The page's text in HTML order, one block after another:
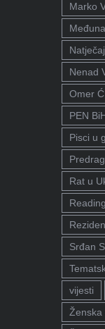
Marko
Nenad
Omer
PEN
Pisci u
Rat u
Srđan
vijesti
Ženska